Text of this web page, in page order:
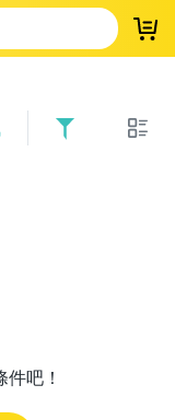
登
吧！